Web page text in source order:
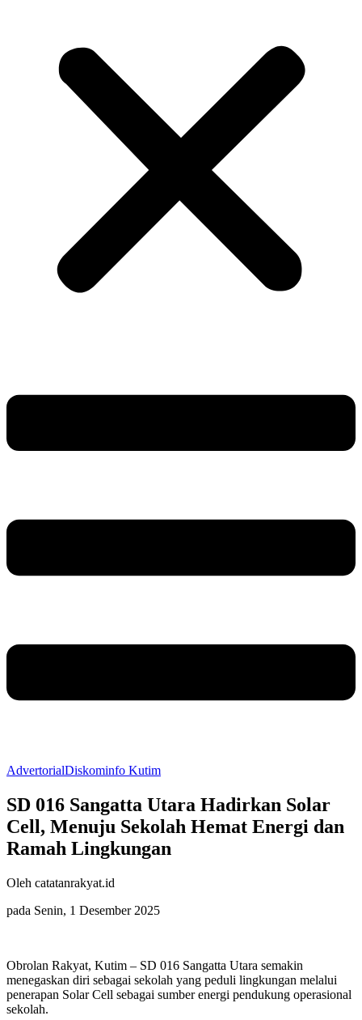
AdvertorialDiskominfo Kutim
SD 016 Sangatta Utara Hadirkan Solar
Cell, Menuju Sekolah Hemat Energi dan
Ramah Lingkungan
Oleh catatanrakyat.id
pada Senin, 1 Desember 2025
Obrolan Rakyat, Kutim – SD 016 Sangatta Utara semakin
menegaskan diri sebagai sekolah yang peduli lingkungan melalui
penerapan Solar Cell sebagai sumber energi pendukung operasional
sekolah.